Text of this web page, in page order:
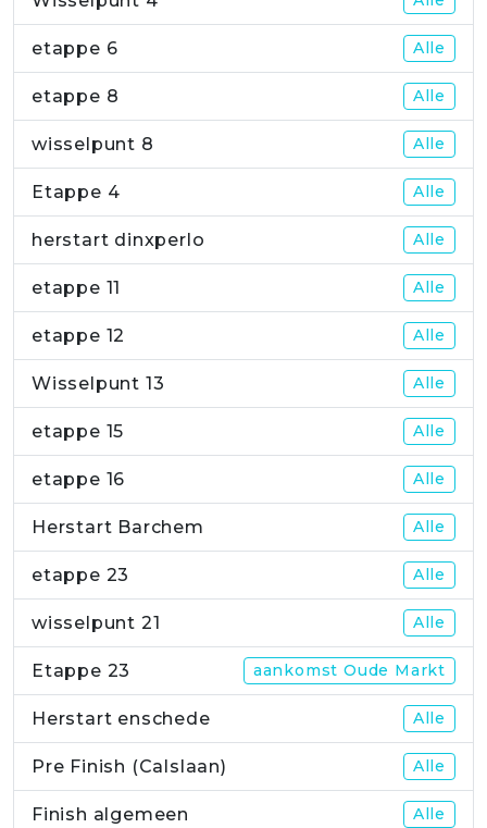
etappe 6 Alle
etappe 8 Alle
wisselpunt 8 Alle
Etappe 4 Alle
herstart dinxperlo Alle
etappe 11 Alle
etappe 12 Alle
Wisselpunt 13 Alle
etappe 15 Alle
etappe 16 Alle
Herstart Barchem Alle
etappe 23 Alle
wisselpunt 21 Alle
Etappe 23 aankomst Oude Markt
Herstart enschede Alle
Pre Finish (Calslaan) Alle
Finish algemeen Alle